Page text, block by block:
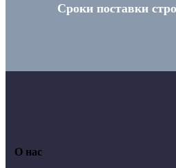
Сроки поставки
О нас